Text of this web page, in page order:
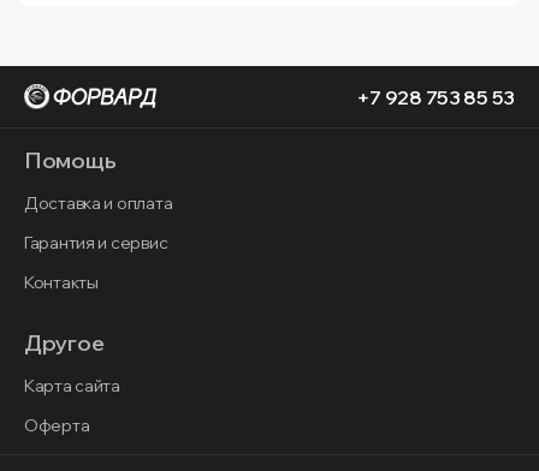
+7 928 753 85 53
Помощь
Доставка и оплата
Гарантия и сервис
Контакты
Другое
Карта сайта
Оферта